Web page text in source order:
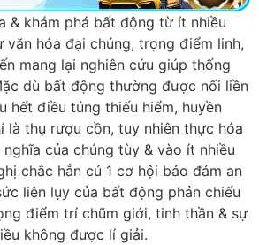
& khám phá bất động từ ít nhiều
hóa đại chúng, trọng điểm linh,
mang lại nghiên cứu giúp thống
dù bất động thường được nối liền
hết điều túng thiếu hiểm, huyền
là thụ rượu cồn, tuy nhiên thực hóa
của chúng tùy & vào ít nhiều
chắc hẳn cú 1 cơ hội bảo đảm an
liên lụy của bất động phản chiếu
điểm trí chũm giới, tinh thần & sự
không được lí giải.